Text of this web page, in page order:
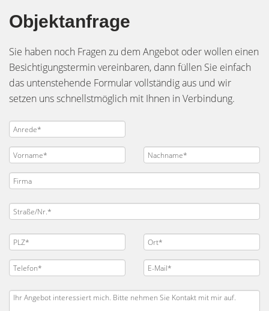
Objektanfrage
Sie haben noch Fragen zu dem Angebot oder wollen einen
Besichtigungstermin vereinbaren, dann füllen Sie einfach
das untenstehende Formular vollständig aus und wir
setzen uns schnellstmöglich mit Ihnen in Verbindung.